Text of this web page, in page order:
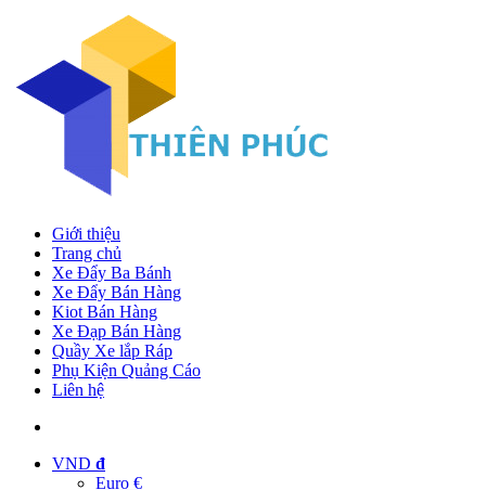
Giới thiệu
Trang chủ
Xe Đẩy Ba Bánh
Xe Đẩy Bán Hàng
Kiot Bán Hàng
Xe Đạp Bán Hàng
Quầy Xe lắp Ráp
Phụ Kiện Quảng Cáo
Liên hệ
VND đ
Euro €